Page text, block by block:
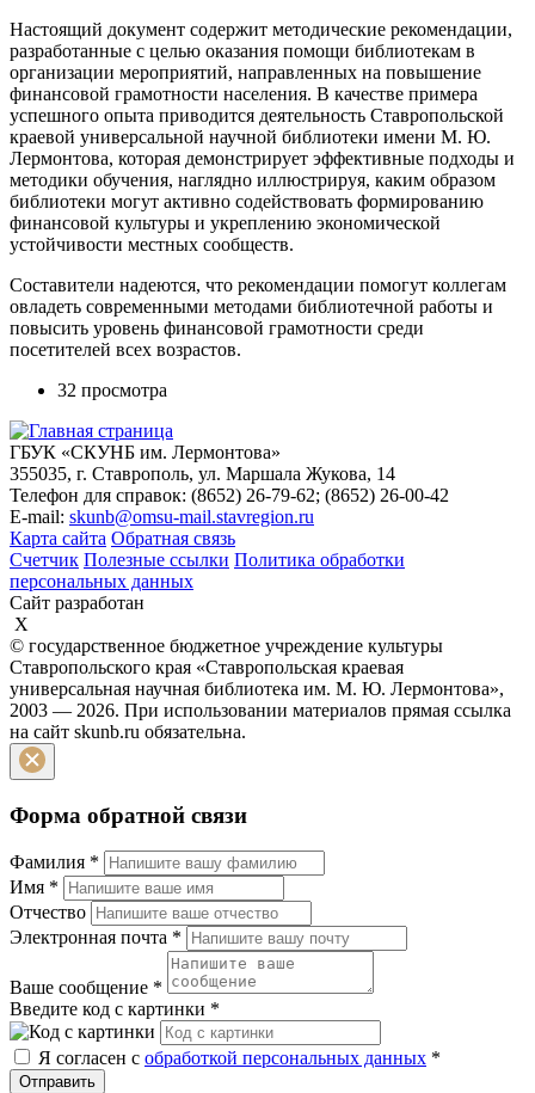
Настоящий документ содержит методические рекомендации,
разработанные с целью оказания помощи библиотекам в
организации мероприятий, направленных на повышение
финансовой грамотности населения. В качестве примера
успешного опыта приводится деятельность Ставропольской
краевой универсальной научной библиотеки имени М. Ю.
Лермонтова, которая демонстрирует эффективные подходы и
методики обучения, наглядно иллюстрируя, каким образом
библиотеки могут активно содействовать формированию
финансовой культуры и укреплению экономической
устойчивости местных сообществ.
Составители надеются, что рекомендации помогут коллегам
овладеть современными методами библиотечной работы и
повысить уровень финансовой грамотности среди
посетителей всех возрастов.
32 просмотра
ГБУК «СКУНБ им. Лермонтова»
355035, г. Ставрополь, ул. Маршала Жукова, 14
Телефон для справок: (8652) 26-79-62; (8652) 26-00-42
E-mail: skunb@omsu-mail.stavregion.ru
Карта сайта Обратная связь
Счетчик Полезные ссылки Политика обработки
персональных данных
Сайт разработан
X
© государственное бюджетное учреждение культуры
Ставропольского края «Ставропольская краевая
универсальная научная библиотека им. М. Ю. Лермонтова»,
2003 — 2026. При использовании материалов прямая ссылка
на сайт skunb.ru обязательна.
Форма обратной связи
Фамилия *
Имя *
Отчество
Электронная почта *
Ваше сообщение *
Введите код с картинки *
Я согласен с обработкой персональных данных *
Отправить